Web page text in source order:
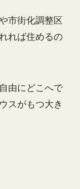
市街化調整区
れば住めるの
由にどこへで
スがもつ大き